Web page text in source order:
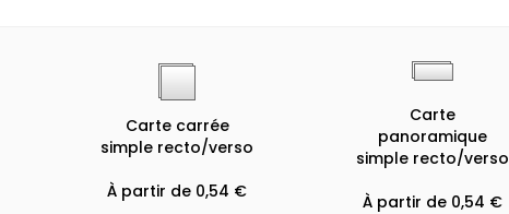
Carte carrée
simple recto/verso
À partir de 0,54 €
Carte
panoramique
simple recto/verso
À partir de 0,54 €